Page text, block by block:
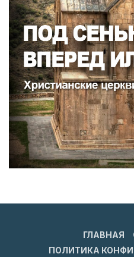
ГЛАВНАЯ
ПОЛИТИКА